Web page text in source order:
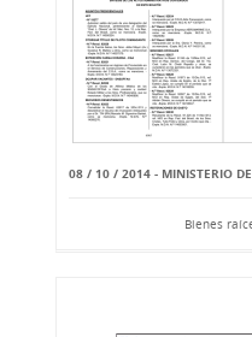
08 / 10 / 2014 - MINISTERIO
Bienes